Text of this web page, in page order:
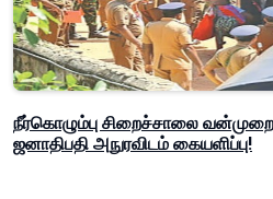
நீர்கொழும்பு சிறைச்சாலை
ஜனாதிபதி அநுரவிடம் கையளிப்பு!